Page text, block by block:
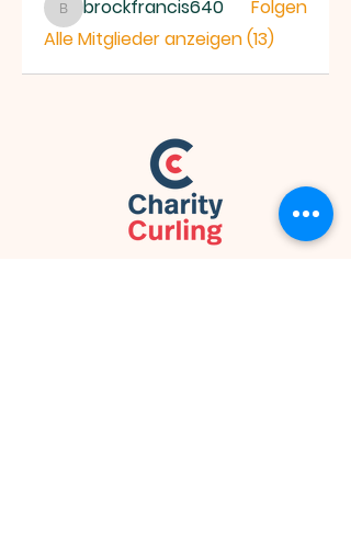
brockfrancis640
brockfrancis640
Folgen
Alle Mitglieder anzeigen (13)